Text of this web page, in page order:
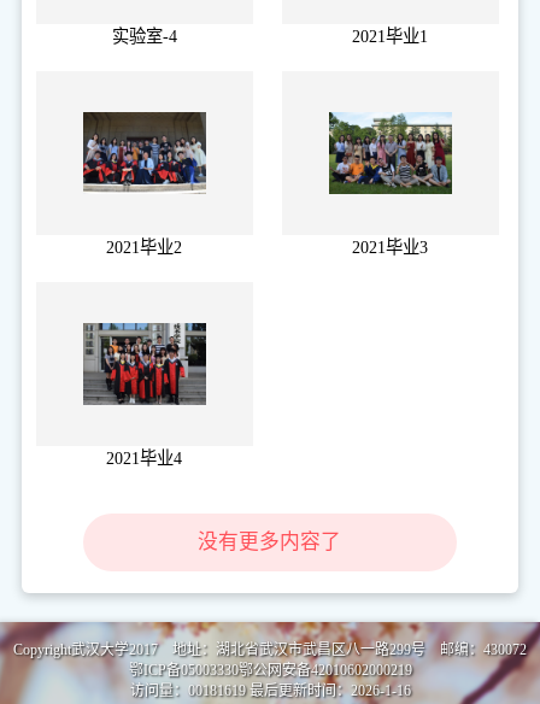
实验室-4 2021毕业1
2021毕业2 2021毕业3
2021毕业4
没有更多内容了
Copyright武汉大学2017 地址：湖北省武汉市武昌区八一路299号 邮编：430072
鄂ICP备05003330鄂公网安备42010602000219
访问量： 00181619 最后更新时间：2026-1-16